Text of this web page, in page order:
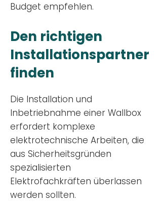
Budget empfehlen.
Den richtigen
Installationspartner
finden
Die Installation und
Inbetriebnahme einer Wallbox
erfordert komplexe
elektrotechnische Arbeiten, die
aus Sicherheitsgründen
spezialisierten
Elektrofachkräften überlassen
werden sollten.